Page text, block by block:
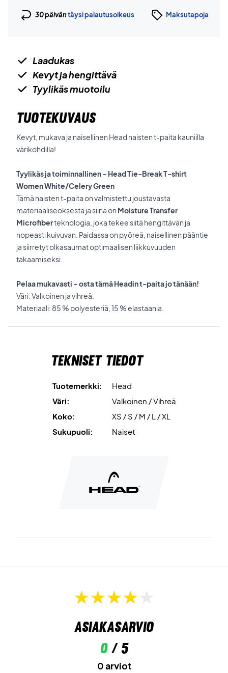
30 päiväntäysi palautusoikeus Maksutapoja
Laadukas
Kevyt ja hengittävä
Tyylikäs muotoilu
TUOTEKUVAUS
Kevyt, mukava ja naisellinen Head naisten t-paita kauniilla
värikohdilla!
Tyylikäs ja toiminnallinen – Head Tie-Break T-shirt
Women White/Celery Green
Tämä naisten t-paita on valmistettu joustavasta
materiaaliseoksesta ja siinä on Moisture Transfer
Microfiberteknologia, joka tekee siitä hengittävän ja
nopeasti kuivuvan. Paidassa on pyöreä, naisellinen pääntie
ja siirretyt olkasaumat optimaalisen liikkuvuuden
takaamiseksi.
Pelaa mukavasti – osta tämä Headin t-paita jo tänään!
Väri: Valkoinen ja vihreä.
Materiaali: 85 % polyesteriä, 15 % elastaania.
Tekniset tiedot
Tuotemerkki:
Head
Väri:
Valkoinen / Vihreä
Koko:
XS / S / M / L / XL
Sukupuoli:
Naiset
Asiakasarvio
0/ 5
0 arviot